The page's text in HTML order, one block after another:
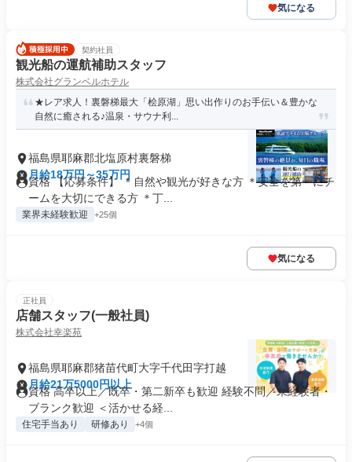
気になる
契約社員
観光船の運航補助スタッフ
株式会社グランベルホテル
★レア求人！裏磐梯最大「桧原湖」思い出作りのお手伝い＆豊かな
自然に癒される♪温泉・サウナ利...
福島県耶麻郡北塩原村裏磐梯
月給18万円～35万円
資格 【応募条件】 ＊自然や観光が好きな方 ＊安全を第一にチ
ームを大切にできる方 ＊丁...
業界未経験歓迎 +25個
気になる
正社員
店舗スタッフ(一般社員)
株式会社幸楽苑
福島県耶麻郡猪苗代町大字千代田字打越
月給21万5000円以上
資格 高卒以上／既卒・第二新卒も歓迎 経験不問／未経験者・
ブランク歓迎 ＜活かせる経...
住宅手当あり 研修あり +4個